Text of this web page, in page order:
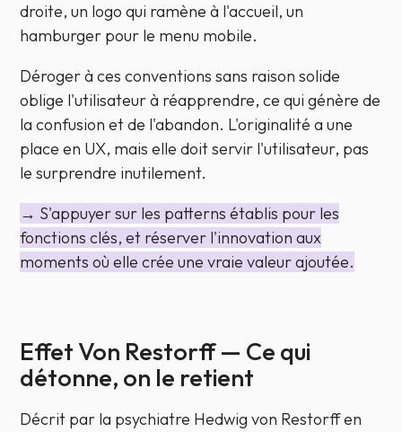
droite, un logo qui ramène à l'accueil, un
hamburger pour le menu mobile.
Déroger à ces conventions sans raison solide
oblige l'utilisateur à réapprendre, ce qui génère de
la confusion et de l'abandon. L'originalité a une
place en UX, mais elle doit servir l'utilisateur, pas
le surprendre inutilement.
→ S'appuyer sur les patterns établis pour les
fonctions clés, et réserver l'innovation aux
moments où elle crée une vraie valeur ajoutée.
Effet Von Restorff — Ce qui
détonne, on le retient
Décrit par la psychiatre Hedwig von Restorff en